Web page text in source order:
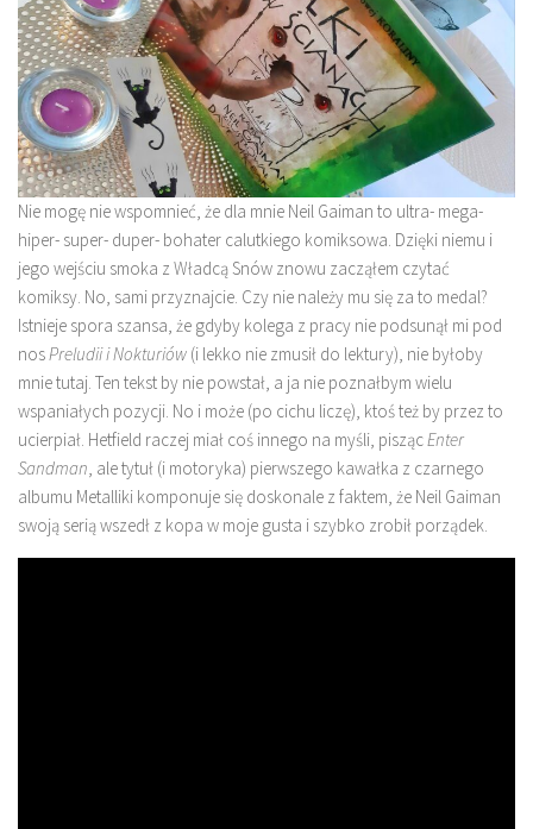
Nie mogę nie wspomnieć, że dla mnie Neil Gaiman to ultra- mega-
hiper- super- duper- bohater calutkiego komiksowa. Dzięki niemu i
jego wejściu smoka z Władcą Snów znowu zacząłem czytać
komiksy. No, sami przyznajcie. Czy nie należy mu się za to medal?
Istnieje spora szansa, że gdyby kolega z pracy nie podsunął mi pod
nosPreludiii Nokturiów (i lekko nie zmusił do lektury), nie byłoby
mnie tutaj. Ten tekst by nie powstał, a ja nie poznałbym wielu
wspaniałych pozycji. No i może (po cichu liczę), ktoś też by przez to
ucierpiał. Hetfield raczej miał coś innego na myśli, piszącEnter
Sandman, ale tytuł (i motoryka) pierwszego kawałka z czarnego
albumu Metalliki komponuje się doskonale z faktem, że Neil Gaiman
swoją serią wszedł z kopa w moje gusta i szybko zrobił porządek.